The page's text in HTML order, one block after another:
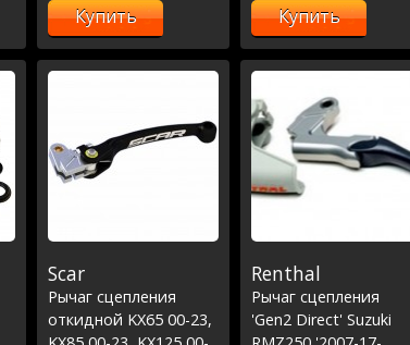
Купить Купить
Scar
Рычаг сцепления
откидной KX65 00-23,
Renthal
Рычаг сцепления
'Gen2 Direct' Suzuki